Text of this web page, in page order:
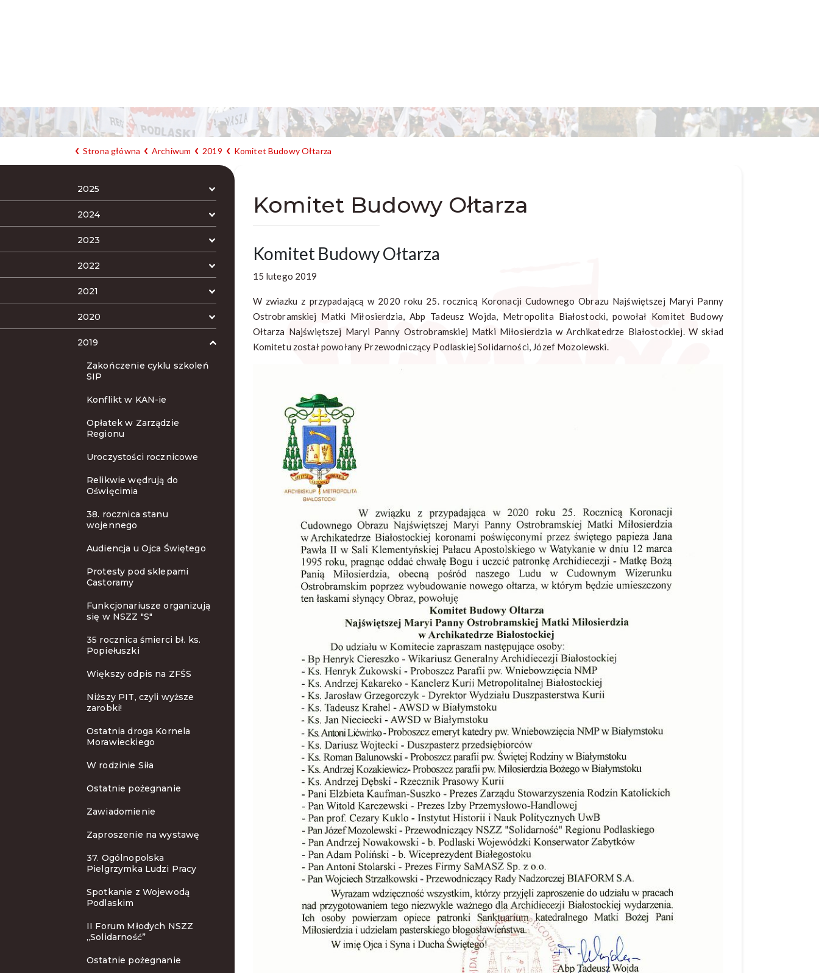
Strona główna Archiwum 2019 Komitet Budowy Ołtarza
2025
2024
2023
2022
2021
2020
2019
Zakończenie cyklu szkoleń
SIP
Konflikt w KAN-ie
Opłatek w Zarządzie
Regionu
Uroczystości rocznicowe
Relikwie wędrują do
Oświęcimia
38. rocznica stanu
wojennego
Audiencja u Ojca Świętego
Protesty pod sklepami
Castoramy
Funkcjonariusze organizują
się w NSZZ "S"
35 rocznica śmierci bł. ks.
Popiełuszki
Większy odpis na ZFŚS
Niższy PIT, czyli wyższe
zarobki!
Ostatnia droga Kornela
Morawieckiego
W rodzinie Siła
Ostatnie pożegnanie
Zawiadomienie
Zaproszenie na wystawę
37. Ogólnopolska
Pielgrzymka Ludzi Pracy
Spotkanie z Wojewodą
Podlaskim
II Forum Młodych NSZZ
„Solidarność”
Ostatnie pożegnanie
Komitet Budowy Ołtarza
Komitet Budowy Ołtarza
15 lutego 2019
W zwiazku z przypadającą w 2020 roku 25. rocznicą Koronacji Cudownego Obrazu Najświętszej Maryi Panny
Ostrobramskiej Matki Miłosierdzia, Abp Tadeusz Wojda, Metropolita Białostocki, powołał Komitet Budowy
Ołtarza Najświętszej Maryi Panny Ostrobramskiej Matki Miłosierdzia w Archikatedrze Białostockiej. W skład
Komitetu został powołany Przewodniczący Podlaskiej Solidarności, Józef Mozolewski.